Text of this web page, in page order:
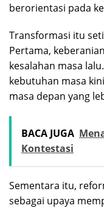
berorientasi pada
Transformasi itu
Pertama,
kesalahan masa
kebutuhan masa
masa depan yang
BACA JUGA
Kontestasi
Sementara itu,
sebagai upaya